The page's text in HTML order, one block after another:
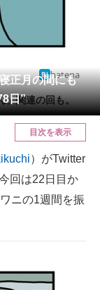
正月の間にも
日”
hatena
」関連の回も。
目次を表示
）がTwitter
回は22日目か
ニの1週間を振